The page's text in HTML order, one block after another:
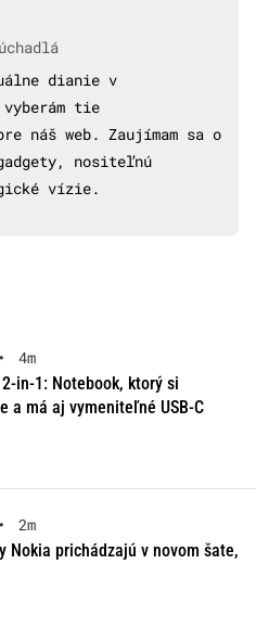
dianie v
tie
náš web. Zaujímam sa o
nositeľnú
vízie.
•
4m
in-1: Notebook, ktorý si
a má aj vymeniteľné USB-C
•
2m
Nokia prichádzajú v novom šate,